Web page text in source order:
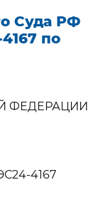
Суда РФ
по
ФЕДЕРАЦИИ
4167